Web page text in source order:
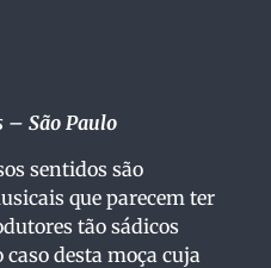
– São Paulo
sentidos são
que parecem ter
tão sádicos
desta moça cuja